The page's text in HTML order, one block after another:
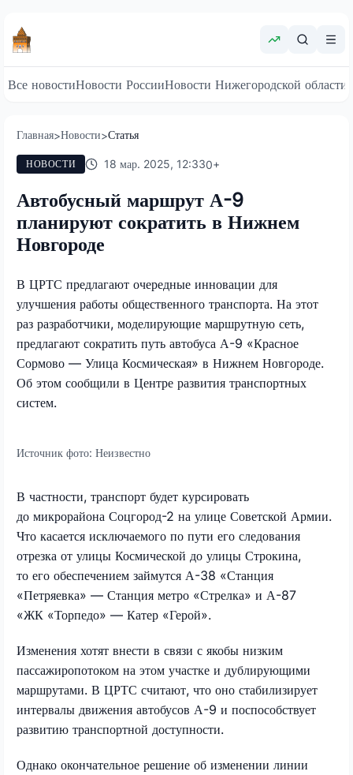
Все новостиНовости РоссииНовости Нижегородской области
Главная>Новости>Статья
НОВОСТИ 18 мар. 2025, 12:330+
Автобусный маршрут А-9
планируют сократить в Нижнем
Новгороде
В ЦРТС предлагают очередные инновации для
улучшения работы общественного транспорта. На этот
раз разработчики, моделирующие маршрутную сеть,
предлагают сократить путь автобуса А-9 «Красное
Сормово — Улица Космическая» в Нижнем Новгороде.
Об этом сообщили в Центре развития транспортных
систем.
Источник фото: Неизвестно
В частности, транспорт будет курсировать
до микрорайона Соцгород-2 на улице Советской Армии.
Что касается исключаемого по пути его следования
отрезка от улицы Космической до улицы Строкина,
то его обеспечением займутся А-38 «Станция
«Петряевка» — Станция метро «Стрелка» и А-87
«ЖК «Торпедо» — Катер «Герой».
Изменения хотят внести в связи с якобы низким
пассажиропотоком на этом участке и дублирующими
маршрутами. В ЦРТС считают, что оно стабилизирует
интервалы движения автобусов А-9 и поспособствует
развитию транспортной доступности.
Однако окончательное решение об изменении линии